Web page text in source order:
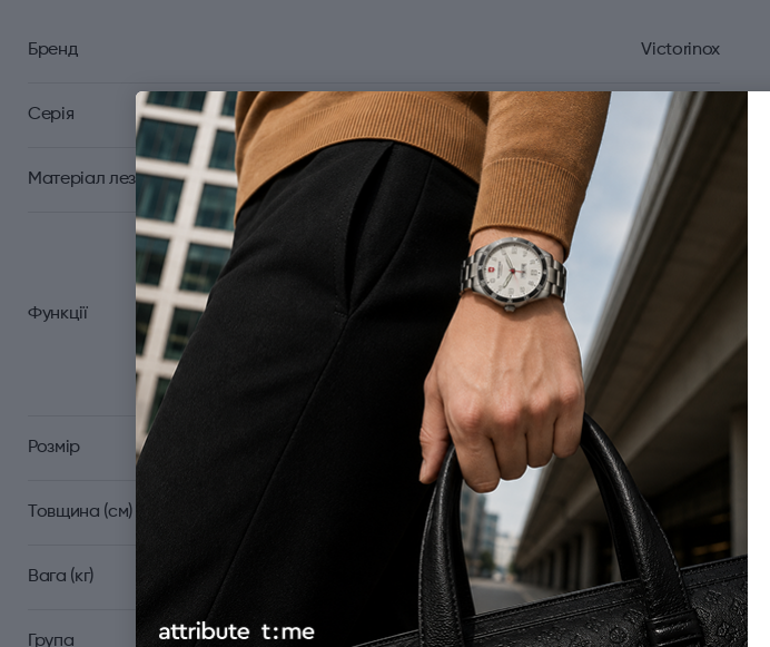
Бренд Victorinox
Серія Huntsman
Матеріал леза Неіржавна сталь
Функції
Велика пласка викрутка; Велике лезо; Шпилька;
Зубочистка; Кільце/отвір для підвісу; Консервний
ніж; Гачок багатоцільовий; Мала пласка викрутка;
Мале лезо; Ножиці; Відкривачка для пляшок; Паз
для зняття ізоляції; Пилка по дереву; Пінцет;
Дірокол-шило; Штопор
Розмір Середній
Товщина (см)
Вага (кг) 0.097
Група VICTORINOX ZODIAC